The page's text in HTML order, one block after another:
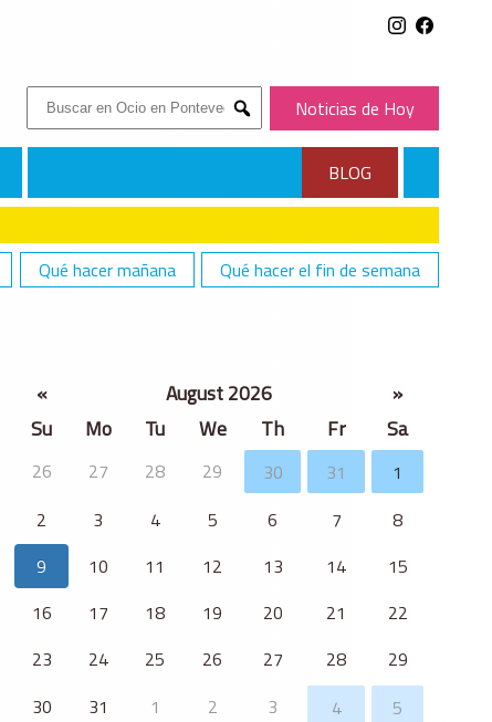
Buscar:
Submit
Noticias de Hoy
BLOG
Qué hacer mañana Qué hacer el fin de semana
« August 2026
»
Su
Mo Tu We Th Fr Sa
26 27 28 29 30 31
1
2
3 4 5 6 7
8
9
10 11 12 13 14
15
16
17 18 19 20 21
22
23
24 25 26 27 28
29
30
31 1 2 3 4 5